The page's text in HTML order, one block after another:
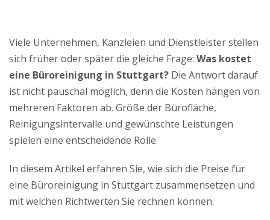
Viele Unternehmen, Kanzleien und Dienstleister stellen
sich früher oder später die gleiche Frage: Was kostet
eine Büroreinigung in Stuttgart? Die Antwort darauf
ist nicht pauschal möglich, denn die Kosten hängen von
mehreren Faktoren ab. Größe der Bürofläche,
Reinigungsintervalle und gewünschte Leistungen
spielen eine entscheidende Rolle.
In diesem Artikel erfahren Sie, wie sich die Preise für
eine Büroreinigung in Stuttgart zusammensetzen und
mit welchen Richtwerten Sie rechnen können.